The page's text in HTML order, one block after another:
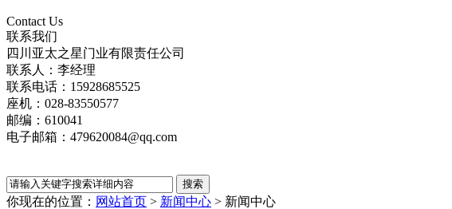
Contact Us
联系我们
四川亚太之星门业有限责任公司
联系人：李经理
联系电话：15928685525
座机：028-83550577
邮编：610041
电子邮箱：479620084@qq.com
你现在的位置： 网站首页 > 新闻中心 > 新闻中心